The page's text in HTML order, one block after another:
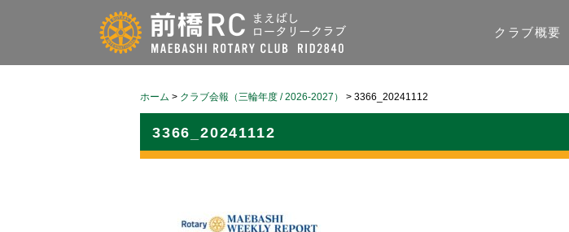
クラブ概要
ホーム > クラブ会報（三輪年度 / 2026-2027） > 3366_20241112
3366_20241112